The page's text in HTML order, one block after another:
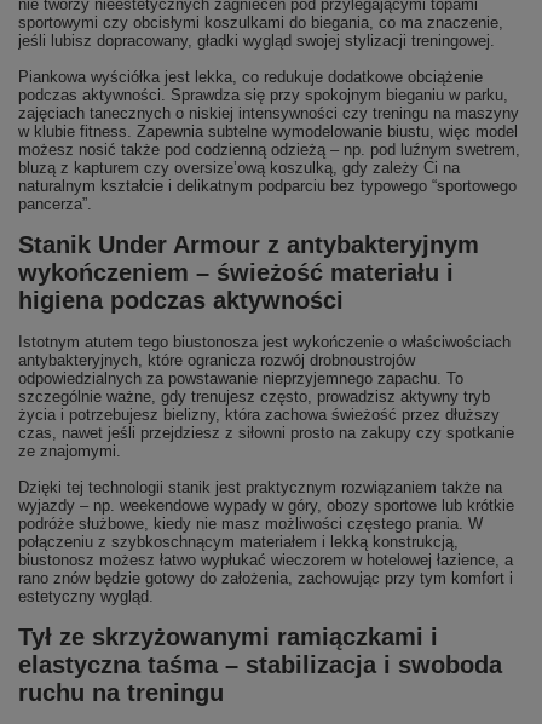
nie tworzy nieestetycznych zagnieceń pod przylegającymi topami
sportowymi czy obcisłymi koszulkami do biegania, co ma znaczenie,
jeśli lubisz dopracowany, gładki wygląd swojej stylizacji treningowej.
Piankowa wyściółka jest lekka, co redukuje dodatkowe obciążenie
podczas aktywności. Sprawdza się przy spokojnym bieganiu w parku,
zajęciach tanecznych o niskiej intensywności czy treningu na maszyny
w klubie fitness. Zapewnia subtelne wymodelowanie biustu, więc model
możesz nosić także pod codzienną odzieżą – np. pod luźnym swetrem,
bluzą z kapturem czy oversize’ową koszulką, gdy zależy Ci na
naturalnym kształcie i delikatnym podparciu bez typowego “sportowego
pancerza”.
Stanik Under Armour z antybakteryjnym
wykończeniem – świeżość materiału i
higiena podczas aktywności
Istotnym atutem tego biustonosza jest wykończenie o właściwościach
antybakteryjnych, które ogranicza rozwój drobnoustrojów
odpowiedzialnych za powstawanie nieprzyjemnego zapachu. To
szczególnie ważne, gdy trenujesz często, prowadzisz aktywny tryb
życia i potrzebujesz bielizny, która zachowa świeżość przez dłuższy
czas, nawet jeśli przejdziesz z siłowni prosto na zakupy czy spotkanie
ze znajomymi.
Dzięki tej technologii stanik jest praktycznym rozwiązaniem także na
wyjazdy – np. weekendowe wypady w góry, obozy sportowe lub krótkie
podróże służbowe, kiedy nie masz możliwości częstego prania. W
połączeniu z szybkoschnącym materiałem i lekką konstrukcją,
biustonosz możesz łatwo wypłukać wieczorem w hotelowej łazience, a
rano znów będzie gotowy do założenia, zachowując przy tym komfort i
estetyczny wygląd.
Tył ze skrzyżowanymi ramiączkami i
elastyczna taśma – stabilizacja i swoboda
ruchu na treningu